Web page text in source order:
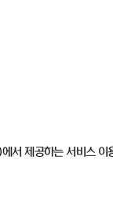
서 제공하는 서비스